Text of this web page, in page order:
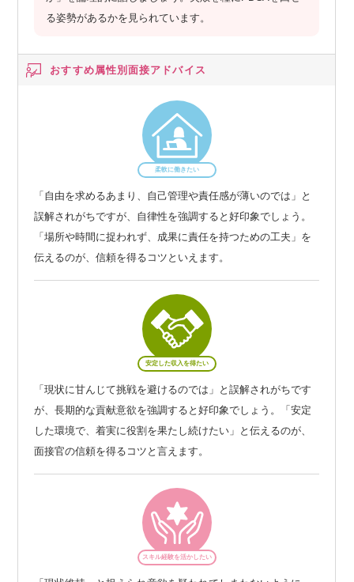
る姿勢があるかを見られています。
おすすめ属性別面接アドバイス
柔軟に働きたい
「自由を求めるあまり、自己管理や責任感が薄いのでは」と
誤解されがちですが、自律性を強調すると好印象でしょう。
「場所や時間に捉われず、成果に責任を持つための工夫」を
伝えるのが、信頼を得るコツといえます。
安定した収入を得たい
「現状に甘んじて挑戦を避けるのでは」と誤解されがちです
が、長期的な貢献意欲を強調すると好印象でしょう。「安定
した環境で、着実に役割を果たし続けたい」と伝えるのが、
面接官の信頼を得るコツと言えます。
スキル経験を活かしたい